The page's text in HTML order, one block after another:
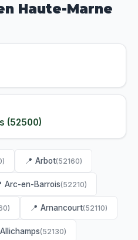
Haute-Marne
(52500)
📍 Arbot(52160)
Arc-en-Barrois(52210)
📍 Arnancourt(52110)
(52130)